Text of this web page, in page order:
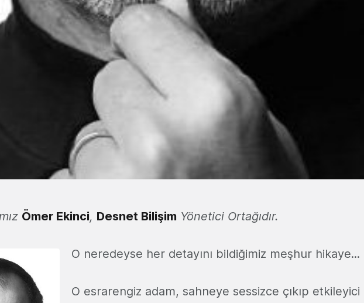
Ömer Ekinci, Desnet Bilişim Yönetici Ortağıdır.
O neredeyse her detayını bildiğimiz meşhur hikaye...
O esrarengiz adam, sahneye sessizce çıkıp etkileyici